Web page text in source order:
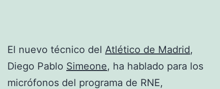
El nuevo técnico del Atlético de Madrid,
Diego Pablo Simeone, ha hablado para los
micrófonos del programa de RNE,